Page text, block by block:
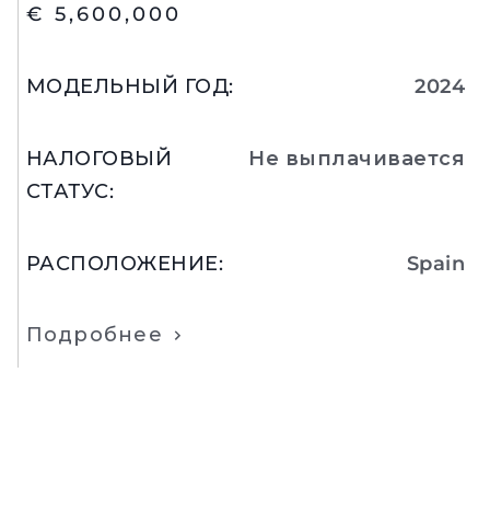
€ 5,600,000
МОДЕЛЬНЫЙ ГОД: 2024
НАЛОГОВЫЙ
СТАТУС:
Не выплачивается
РАСПОЛОЖЕНИЕ: Spain
Подробнее